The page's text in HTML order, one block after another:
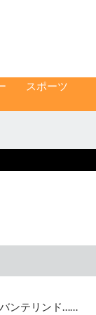
スポーツ
ンテリンド……